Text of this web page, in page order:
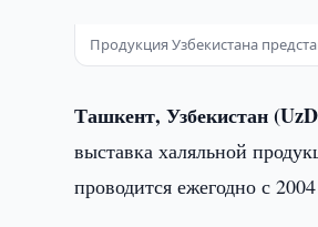
Продукция Узбекистана
Ташкент, Узбекистан
выставка халяльной
проводится ежегодно с